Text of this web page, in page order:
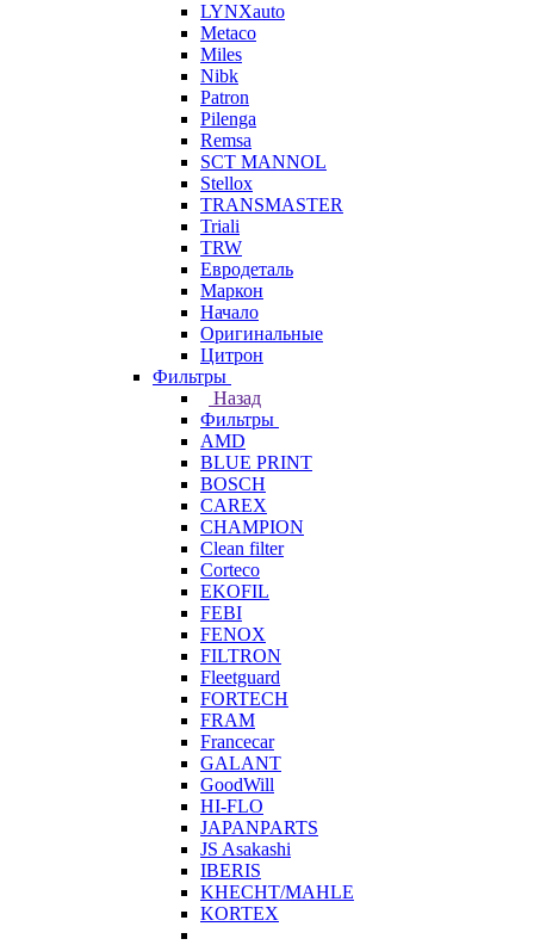
LYNXauto
Metaco
Miles
Nibk
Patron
Pilenga
Remsa
SCT MANNOL
Stellox
TRANSMASTER
Triali
TRW
Евродеталь
Маркон
Начало
Оригинальные
Цитрон
Фильтры
Назад
Фильтры
AMD
BLUE PRINT
BOSCH
CAREX
CHAMPION
Clean filter
Corteco
EKOFIL
FEBI
FENOX
FILTRON
Fleetguard
FORTECH
FRAM
Francecar
GALANT
GoodWill
HI-FLO
JAPANPARTS
JS Asakashi
IBERIS
KHECHT/MAHLE
KORTEX